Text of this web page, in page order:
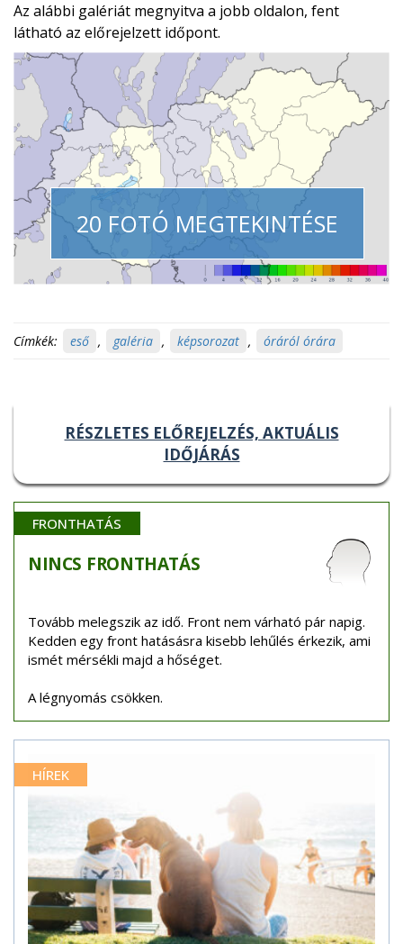
Az alábbi galériát megnyitva a jobb oldalon, fent
látható az előrejelzett időpont.
20 FOTÓ MEGTEKINTÉSE
Címkék: eső , galéria , képsorozat , óráról órára
RÉSZLETES ELŐREJELZÉS, AKTUÁLIS
IDŐJÁRÁS
FRONTHATÁS
NINCS FRONTHATÁS
Tovább melegszik az idő. Front nem várható pár napig.
Kedden egy front hatásásra kisebb lehűlés érkezik, ami
ismét mérsékli majd a hőséget.
A légnyomás csökken.
HÍREK